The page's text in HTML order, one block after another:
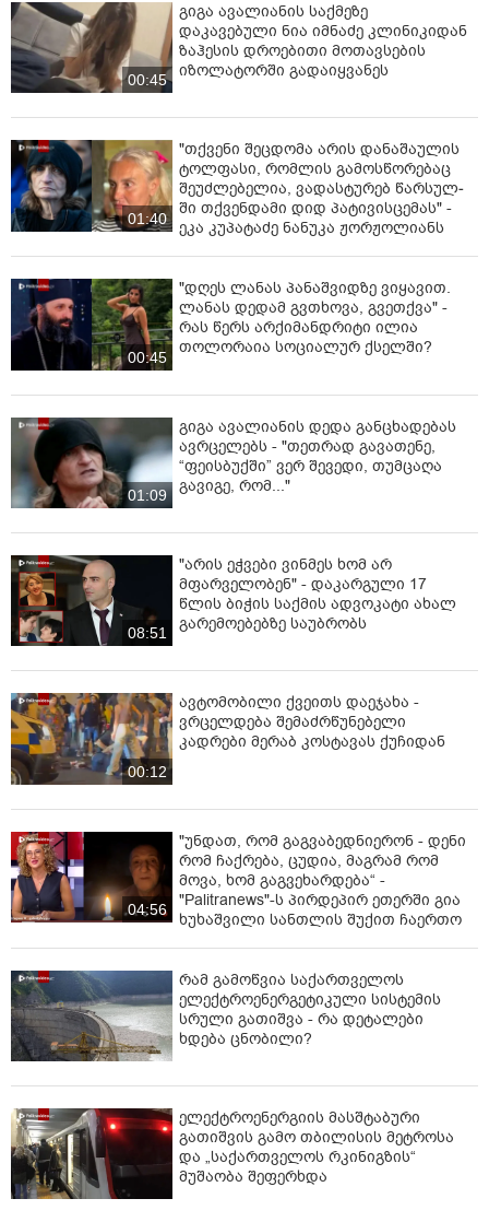
00:45
გიგა ავალიანის საქმეზე
დაკავებული ნია იმნაძე კლინიკიდან
ზაჰესის დროებითი მოთავსების
იზოლატორში გადაიყვანეს
01:40
"თქვენი შეცდომა არის დანაშაულის
ტოლფასი, რომ­ლის გა­მოს­წო­რე­ბაც
შე­უძ­ლე­ბე­ლია, ვა­დას­ტუ­რებ წარ­სულ­
ში თქვენ­და­მი დიდ პა­ტი­ვის­ცე­მას" -
ეკა კუპატაძე ნანუკა ჟორჟოლიანს
00:45
"დღეს ლანას პანაშვიდზე ვიყავით.
ლანას დედამ გვთხოვა, გვეთქვა" -
რას წერს არქიმანდრიტი ილია
თოლორაია სოციალურ ქსელში?
01:09
გიგა ავალიანის დედა განცხადებას
ავრცელებს - "თეთრად გავათენე,
“ფეისბუქში” ვერ შევედი, თუმცაღა
გავიგე, რომ..."
08:51
"არის ეჭვები ვინმეს ხომ არ
მფარველობენ" - დაკარგული 17
წლის ბიჭის საქმის ადვოკატი ახალ
გარემოებებზე საუბრობს
00:12
ავტომობილი ქვეითს დაეჯახა -
ვრცელდება შემაძრწუნებელი
კადრები მერაბ კოსტავას ქუჩიდან
04:56
"უნდათ, რომ გაგვაბედნიერონ - დენი
რომ ჩაქრება, ცუდია, მაგრამ რომ
მოვა, ხომ გაგვეხარდება“ -
"Palitranews"-ს პირდეპირ ეთერში გია
ხუხაშვილი სანთლის შუქით ჩაერთო
რამ გამოწვია საქართველოს
ელექტროენერგეტიკული სისტემის
სრული გათიშვა - რა დეტალები
ხდება ცნობილი?
ელექტროენერგიის მასშტაბური
გათიშვის გამო თბილისის მეტროსა
და „საქართველოს რკინიგზის“
მუშაობა შეფერხდა